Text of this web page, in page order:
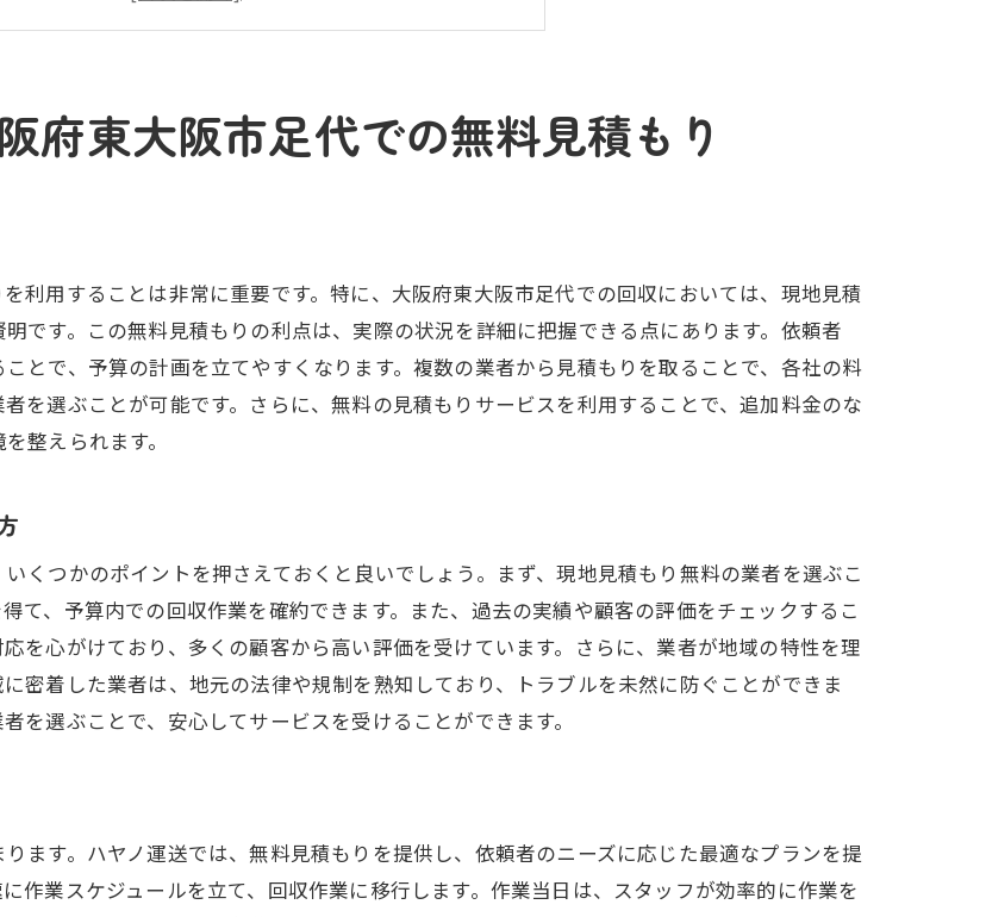
もりを受ける際のポイント
回収における法律と規制の理解
無料で安心大阪府東大阪市足代のゴミ屋敷回収
ゴミ屋敷回収でも安心な理由
回収の費用を抑えるコツ
を避けるための業者選び
市足代のゴミ屋敷回収地域に密着したサービスの魅力
型業者のメリット
信頼できる業者の探し方
ーズに応えるゴミ屋敷回収
ービスが提供する安心感
ではのサービス内容
迅速・丁寧なゴミ屋敷回収で快適な暮らしを取り戻す
送の特徴と強み
らしを取り戻すためのステップ
府東大阪市足代での無料見積もり
利用することは非常に重要です。特に、大阪府東大阪市足代での回収においては、現地見積
です。この無料見積もりの利点は、実際の状況を詳細に把握できる点にあります。依頼者
とで、予算の計画を立てやすくなります。複数の業者から見積もりを取ることで、各社の料
を選ぶことが可能です。さらに、無料の見積もりサービスを利用することで、追加料金のな
整えられます。
くつかのポイントを押さえておくと良いでしょう。まず、現地見積もり無料の業者を選ぶこ
て、予算内での回収作業を確約できます。また、過去の実績や顧客の評価をチェックするこ
を心がけており、多くの顧客から高い評価を受けています。さらに、業者が地域の特性を理
密着した業者は、地元の法律や規制を熟知しており、トラブルを未然に防ぐことができま
を選ぶことで、安心してサービスを受けることができます。
ます。ハヤノ運送では、無料見積もりを提供し、依頼者のニーズに応じた最適なプランを提
作業スケジュールを立て、回収作業に移行します。作業当日は、スタッフが効率的に作業を